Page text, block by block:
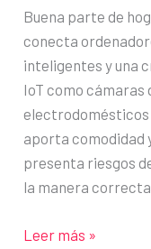
Buena parte de
conecta
inteligentes y una
IoT como cámaras
aporta comodidad
presenta riesgos
la manera
Cómo
Leer más »